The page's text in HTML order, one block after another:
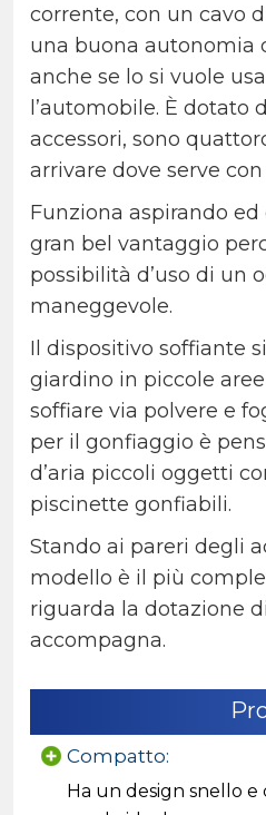
corrente, con un cavo
una buona autonomia
anche se lo si vuole
l’automobile. È dotato
accessori, sono
arrivare dove serve
Funziona aspirando
gran bel vantaggio
possibilità d’uso di un
maneggevole.
Il dispositivo soffiante
giardino in piccole
soffiare via polvere e
per il gonfiaggio è
d’aria piccoli oggetti
piscinette gonfiabili.
Stando ai pareri degli
modello è il più
riguarda la dotazione
accompagna.
Compatto:
Ha un design snello